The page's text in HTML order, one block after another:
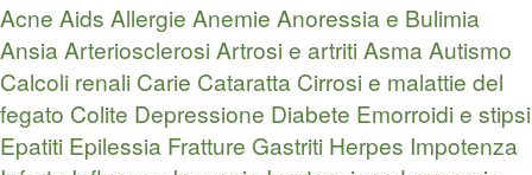
Acne Aids Allergie Anemie Anoressia e Bulimia
AnsiaArteriosclerosiArtrosi e artritiAsmaAutismo
Calcoli renali Carie Cataratta Cirrosi e malattie del
fegato Colite Depressione Diabete Emorroidi e stipsi
Epatiti Epilessia Fratture Gastriti Herpes Impotenza